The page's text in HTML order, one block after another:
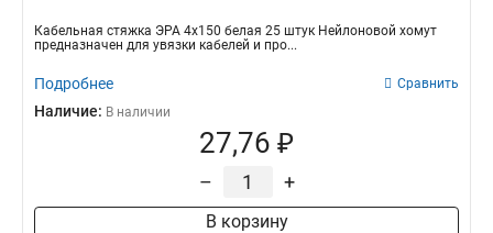
Кабельная стяжка ЭРА 4х150 белая 25 штук Нейлоновой хомут
предназначен для увязки кабелей и про...
Подробнее Сравнить
Наличие: В наличии
27,76 ₽
– +
В корзину